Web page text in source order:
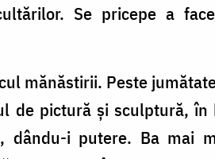
Se pricepe a
mănăstirii. Peste
de pictură și sculptură,
i putere. Ba mai